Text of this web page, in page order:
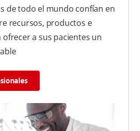
de todo el mundo confían en
recursos, productos e
a sus pacientes un